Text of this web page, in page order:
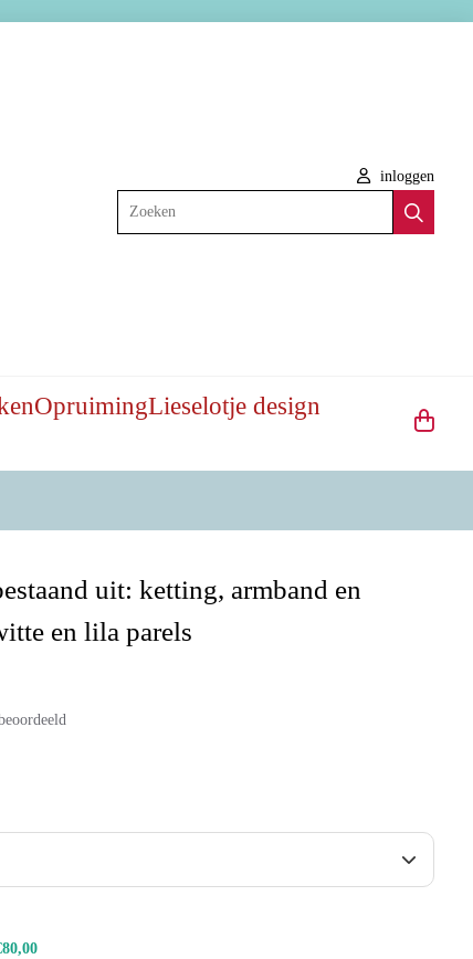
inloggen
Zoeken
OpruimingLieselotje design
uit: ketting, armband en
en lila parels